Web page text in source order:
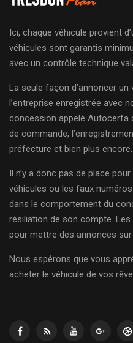
Ici, chaque véhicule provient
véhicules sont garantis
avec un contrôle technique
La seule façon d’annoncer
l’entreprise enregistrée avec
concession appelé Autocerfa
de commande,
préfecture et bien plus encore.
Il n’y a donc pas de place
véhicules ou les faux
dans le comportement du
résiliation de son compte. Les
pour mettre des annonces
Nous espérons que vous
acheter le véhicule de vos